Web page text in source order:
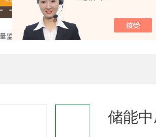
监测 > APView500储能中压并网柜电能质量监
储能